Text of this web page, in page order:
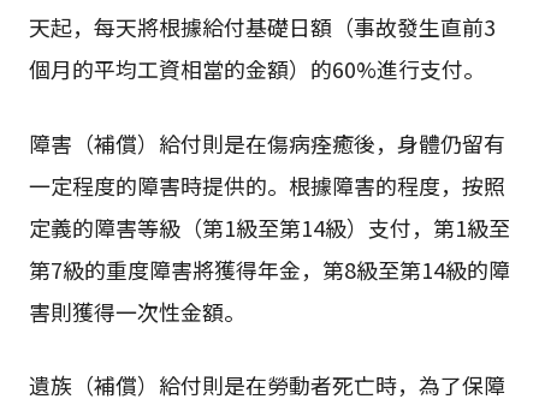
天起，每天將根據給付基礎日額（事故發生直前3
個月的平均工資相當的金額）的60%進行支付。
障害（補償）給付則是在傷病痊癒後，身體仍留有
一定程度的障害時提供的。根據障害的程度，按照
定義的障害等級（第1級至第14級）支付，第1級至
第7級的重度障害將獲得年金，第8級至第14級的障
害則獲得一次性金額。
遺族（補償）給付則是在勞動者死亡時，為了保障